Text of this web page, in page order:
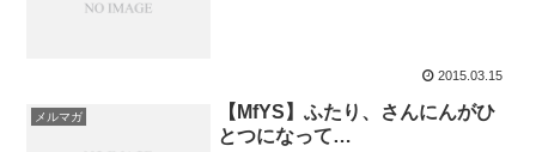
2015.03.15
メルマガ
【MfYS】ふたり、さんにんがひ
とつになって…